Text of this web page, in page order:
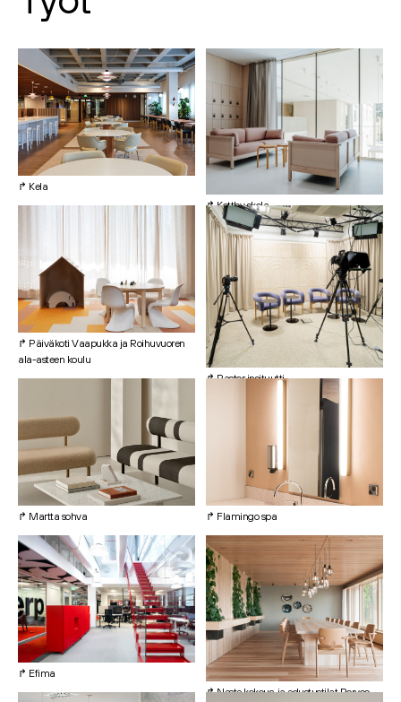
↱ Kela
↱ Kottby skola
↱ Päiväkoti Vaapukka ja Roihuvuoren
ala-asteen koulu
↱ Rastor insituutti
↱ Martta sohva ↱ Flamingo spa
↱ Efima
↱ Neste kokous-ja edustustilat Porvoo